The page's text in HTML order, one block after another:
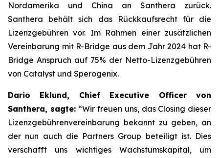
Nordamerika und China an Santhera zurück.
Santhera behält sich das Rückkaufsrecht für die
Lizenzgebühren vor. Im Rahmen einer zusätzlichen
Vereinbarung mit R-Bridge aus dem Jahr 2024 hat R-
Bridge Anspruch auf 75% der Netto-Lizenzgebühren
von Catalyst und Sperogenix.
Dario Eklund, Chief Executive Officer von
Santhera, sagte: “Wir freuen uns, das Closing dieser
Lizenzgebührenvereinbarung bekannt zu geben, an
der nun auch die Partners Group beteiligt ist. Dies
verschafft uns wichtiges Wachstumskapital, um